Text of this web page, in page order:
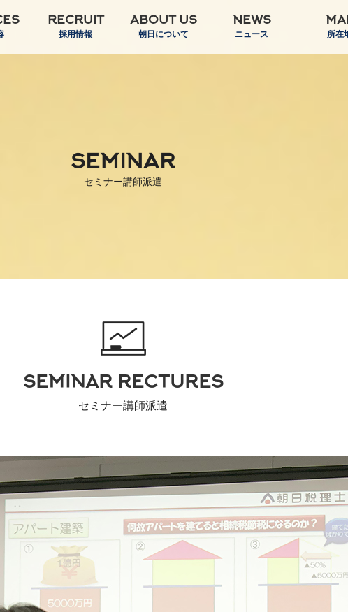
RECRUIT
採用情報
ABOUT US
朝日について
NEWS
ニュース 所在
SEMINAR
セミナー講師派遣
SEMINAR RECTURES
セミナー講師派遣